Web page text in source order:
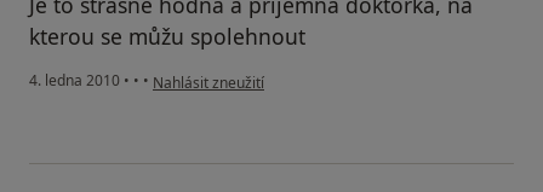
kterou se můžu spolehnout
4. ledna 2010 • • • podle názoru uživatele Pacient
Nahlásit zneužití